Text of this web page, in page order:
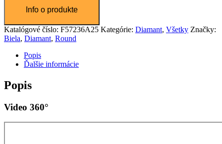
Katalógové číslo: F57236A25 Kategórie: Diamant, Všetky Značky:
Biela, Diamant, Round
Popis
Ďalšie informácie
Popis
Video 360°